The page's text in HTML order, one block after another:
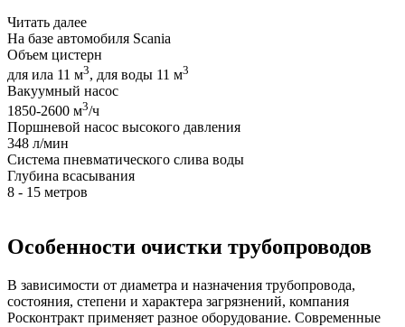
Читать далее
На базе автомобиля Scania
Объем цистерн
для ила 11 м3, для воды 11 м3
Вакуумный насос
1850-2600 м3/ч
Поршневой насос высокого давления
348 л/мин
Система пневматического слива воды
Глубина всасывания
8 - 15 метров
Особенности очистки трубопроводов
В зависимости от диаметра и назначения трубопровода,
состояния, степени и характера загрязнений, компания
Росконтракт применяет разное оборудование. Современные